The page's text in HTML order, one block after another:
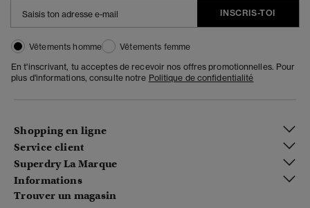
INSCRIS-TOI
Vêtements homme
Vêtements femme
En t'inscrivant, tu acceptes de recevoir nos offres promotionnelles. Pour
plus d'informations, consulte notre Politique de confidentialité
Shopping en ligne
Service client
Superdry La Marque
Informations
Trouver un magasin